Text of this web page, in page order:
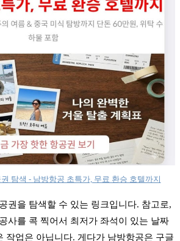
탐색 - 남방항공 초특가, 무료 환승 호텔까지
권을 탐색할 수 있는 링크입니다. 참고로,
사를 콕 찍어서 최저가 좌석이 있는 날짜
작업은 아닙니다. 게다가 남방항공은 구글